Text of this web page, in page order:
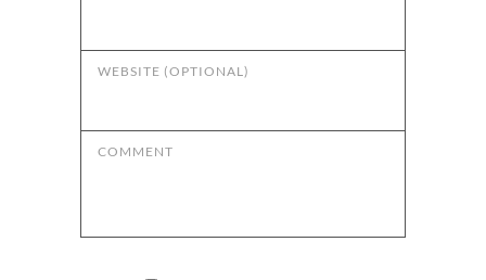
WEBSITE (OPTIONAL)
COMMENT